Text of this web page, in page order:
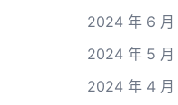
2024 年 6 月
2024 年 5 月
2024 年 4 月